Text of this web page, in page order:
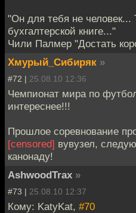
"Он для тебя не человек...
бухгалтерской книге..."
Чили Палмер "Достать
Хмурый_Сибиряк »
#72 | 25.08.10 12:36
Чемпионат мира по
интереснее!!!
Прошлое соревнование
[censored] вувузел,
канонаду!
AshwoodTrax »
#73 | 25.08.10 12:37
Кому: KatyKat, #70